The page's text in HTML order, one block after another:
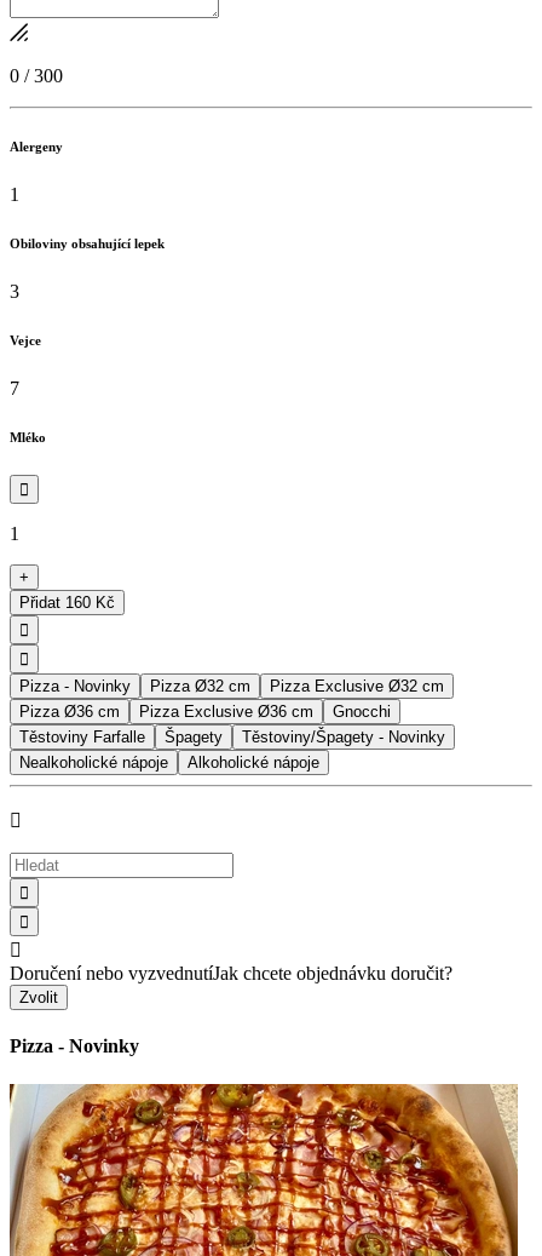
0 /300
Alergeny
1
Obiloviny obsahující lepek
3
Vejce
7
Mléko

1
+
Přidat 160 Kč


Pizza - Novinky
Pizza Ø32 cm
Pizza Exclusive Ø32 cm
Pizza Ø36 cm
Pizza Exclusive Ø36 cm
Gnocchi
Těstoviny Farfalle
Špagety
Těstoviny/Špagety - Novinky
Nealkoholické nápoje
Alkoholické nápoje




Doručení nebo vyzvednutíJak chcete objednávku doručit?
Zvolit
Pizza - Novinky